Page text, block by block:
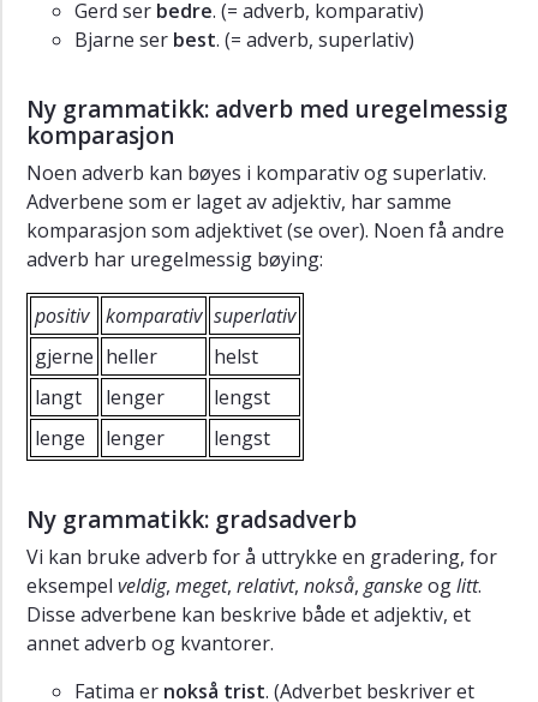
Gerd ser bedre. (= adverb, komparativ)
Bjarne ser best. (= adverb, superlativ)
Ny grammatikk: adverb med uregelmessig
komparasjon
Noen adverb kan bøyes i komparativ og superlativ.
Adverbene som er laget av adjektiv, har samme
komparasjon som adjektivet (se over). Noen få andre
adverb har uregelmessig bøying:
positiv komparativ superlativ
gjerne heller
helst
langt
lenger
lengst
lenge
lenger lengst
Ny grammatikk: gradsadverb
Vi kan bruke adverb for å uttrykke en gradering, for
eksempel veldig, meget, relativt, nokså, ganskeoglitt.
Disse adverbene kan beskrive både et adjektiv, et
annet adverb og kvantorer.
Fatima er nokså trist. (Adverbet beskriver et